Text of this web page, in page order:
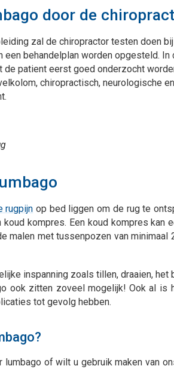
door de
zal de chiropractor testen doen
een behandelplan worden opgesteld.
de patient eerst goed onderzocht
chiropractisch, neurologische
rugpijn op bed liggen om de rug te
koud kompres. Een koud kompres
malen met tussenpozen van
inspanning zoals tillen, draaien,
ook zitten zoveel mogelijk! Ook al is
tot gevolg hebben.
of wilt u gebruik maken van